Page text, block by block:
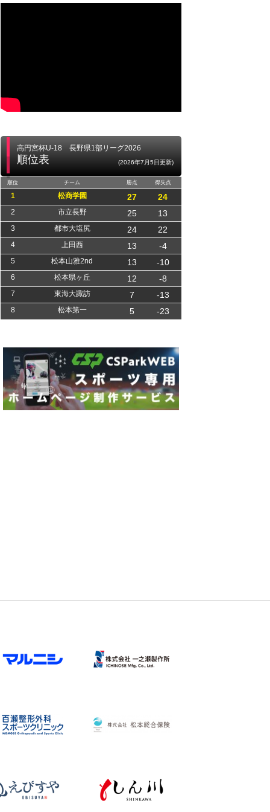
高円宮杯U-18 長野県1部リーグ2026
順位表 (2026年7月5日更新)
順位 チーム 勝点 得失点
1 松商学園 27 24
2 市立長野 25 13
3 都市大塩尻 24 22
4 上田西 13 -4
5 松本山雅2nd 13 -10
6 松本県ヶ丘 12 -8
7 東海大諏訪 7 -13
8 松本第一 5 -23